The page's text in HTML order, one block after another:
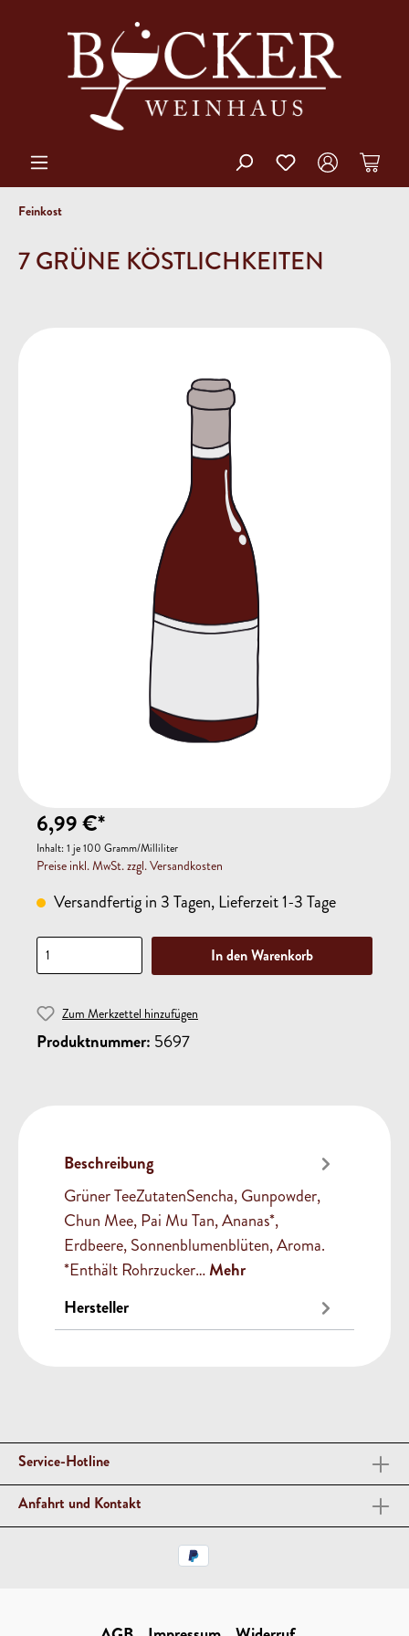
Feinkost
7 GRÜNE KÖSTLICHKEITEN
6,99 €*
Inhalt:1 je 100 Gramm/Milliliter
Preise inkl. MwSt. zzgl. Versandkosten
Versandfertig in 3 Tagen, Lieferzeit 1-3 Tage
In den Warenkorb
Zum Merkzettel hinzufügen
Produktnummer: 5697
Beschreibung
Grüner TeeZutatenSencha, Gunpowder,
Chun Mee, Pai Mu Tan, Ananas*,
Erdbeere, Sonnenblumenblüten, Aroma.
*Enthält Rohrzucker…Mehr
Hersteller
Service-Hotline
Anfahrt und Kontakt